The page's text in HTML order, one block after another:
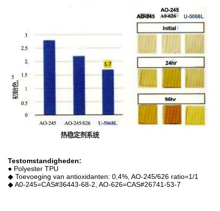
Testomstandigheden:
● Polyester TPU
◆ Toevoeging van antioxidanten: 0,4%, AO-245/626 ratio=1/1
◆ A0-245=CAS#36443-68-2, AO-626=CAS#26741-53-7